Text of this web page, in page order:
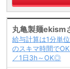
丸亀製麺ekism
給与計算は1分単
のスキマ時間で
／1日3h～OK◎